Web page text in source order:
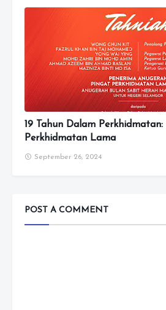
19 Tahun Dalam
Perkhidmatan Lama
September 26, 2024
POST A COMMENT